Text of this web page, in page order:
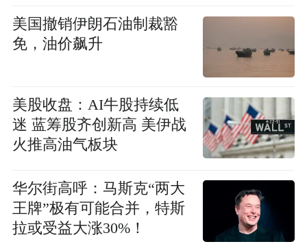
美国撤销伊朗石油制裁豁
免，油价飙升
美股收盘：AI牛股持续低
迷 蓝筹股齐创新高 美伊战
火推高油气板块
华尔街高呼：马斯克“两大
王牌”极有可能合并，特斯
拉或受益大涨30%！